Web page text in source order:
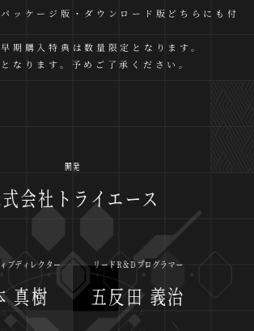
ッケージ版・ダウンロード版どちらにも付
期購入特典は数量限定となります。
なります。予めご了承ください。
開発
会社トライエース
ブディレクター
真樹
リードR＆Dプログラマー
五反田 義治